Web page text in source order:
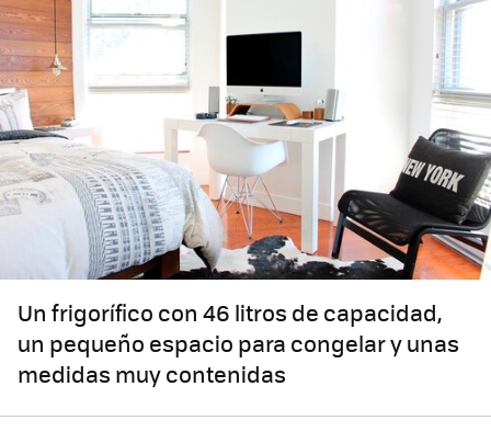
Un frigorífico con 46 litros de capacidad,
un pequeño espacio para congelar y unas
medidas muy contenidas